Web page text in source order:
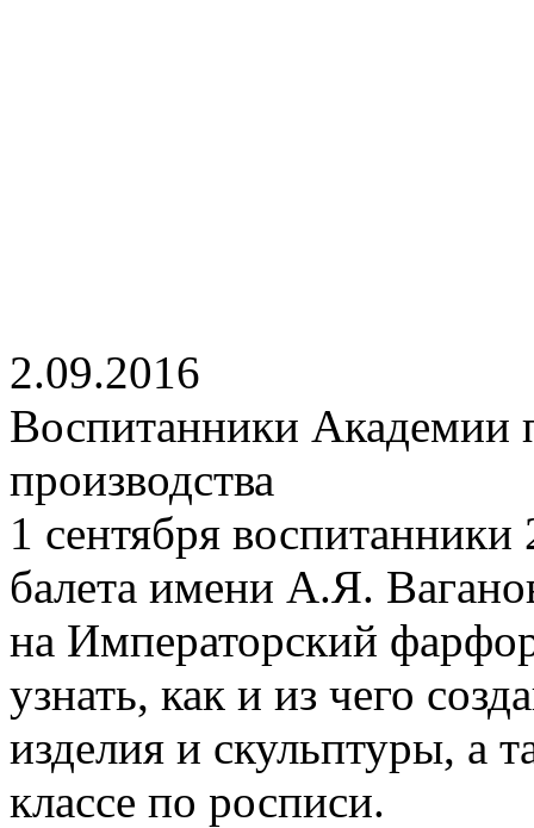
2.09.2016
Воспитанники Академии
производства
1 сентября
балета имени А.Я.
на Императорский
узнать, как и из чего
изделия и скульптуры, а
классе по росписи.